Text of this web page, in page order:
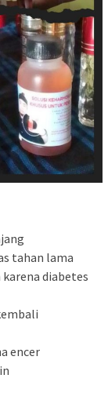
tahan lama
diabetes
encer